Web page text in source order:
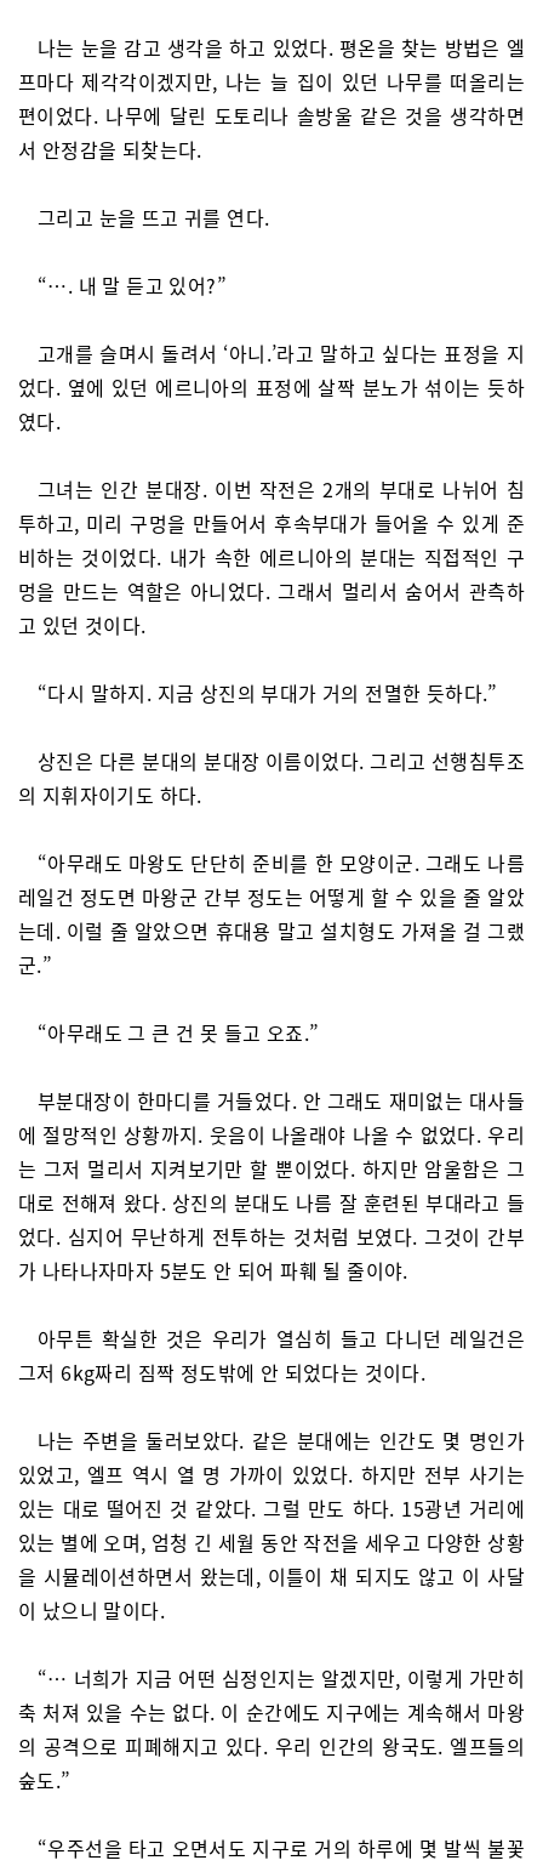
나는 눈을 감고 생각을 하고 있었다. 평온을 찾는 방법은 엘
프마다 제각각이겠지만, 나는 늘 집이 있던 나무를 떠올리는
편이었다. 나무에 달린 도토리나 솔방울 같은 것을 생각하면
서 안정감을 되찾는다.
그리고 눈을 뜨고 귀를 연다.
“…. 내 말 듣고 있어?”
고개를 슬며시 돌려서 ‘아니.’라고 말하고 싶다는 표정을 지
었다. 옆에 있던 에르니아의 표정에 살짝 분노가 섞이는 듯하
였다.
그녀는 인간 분대장. 이번 작전은 2개의 부대로 나뉘어 침
투하고, 미리 구멍을 만들어서 후속부대가 들어올 수 있게 준
비하는 것이었다. 내가 속한 에르니아의 분대는 직접적인 구
멍을 만드는 역할은 아니었다. 그래서 멀리서 숨어서 관측하
고 있던 것이다.
“다시 말하지. 지금 상진의 부대가 거의 전멸한 듯하다.”
상진은 다른 분대의 분대장 이름이었다. 그리고 선행침투조
의 지휘자이기도 하다.
“아무래도 마왕도 단단히 준비를 한 모양이군. 그래도 나름
레일건 정도면 마왕군 간부 정도는 어떻게 할 수 있을 줄 알았
는데. 이럴 줄 알았으면 휴대용 말고 설치형도 가져올 걸 그랬
군.”
“아무래도 그 큰 건 못 들고 오죠.”
부분대장이 한마디를 거들었다. 안 그래도 재미없는 대사들
에 절망적인 상황까지. 웃음이 나올래야 나올 수 없었다. 우리
는 그저 멀리서 지켜보기만 할 뿐이었다. 하지만 암울함은 그
대로 전해져 왔다. 상진의 분대도 나름 잘 훈련된 부대라고 들
었다. 심지어 무난하게 전투하는 것처럼 보였다. 그것이 간부
가 나타나자마자 5분도 안 되어 파훼 될 줄이야.
아무튼 확실한 것은 우리가 열심히 들고 다니던 레일건은
그저 6kg짜리 짐짝 정도밖에 안 되었다는 것이다.
나는 주변을 둘러보았다. 같은 분대에는 인간도 몇 명인가
있었고, 엘프 역시 열 명 가까이 있었다. 하지만 전부 사기는
있는 대로 떨어진 것 같았다. 그럴 만도 하다. 15광년 거리에
있는 별에 오며, 엄청 긴 세월 동안 작전을 세우고 다양한 상황
을 시뮬레이션하면서 왔는데, 이틀이 채 되지도 않고 이 사달
이 났으니 말이다.
“… 너희가 지금 어떤 심정인지는 알겠지만, 이렇게 가만히
축 처져 있을 수는 없다. 이 순간에도 지구에는 계속해서 마왕
의 공격으로 피폐해지고 있다. 우리 인간의 왕국도. 엘프들의
숲도.”
“우주선을 타고 오면서도 지구로 거의 하루에 몇 발씩 불꽃